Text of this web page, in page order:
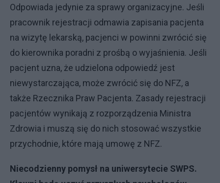
Odpowiada jedynie za sprawy organizacyjne. Jeśli
pracownik rejestracji odmawia zapisania pacjenta
na wizytę lekarską, pacjenci w powinni zwrócić się
do kierownika poradni z prośbą o wyjaśnienia. Jeśli
pacjent uzna, że udzielona odpowiedź jest
niewystarczająca, może zwrócić się do NFZ, a
także Rzecznika Praw Pacjenta. Zasady rejestracji
pacjentów wynikają z rozporządzenia Ministra
Zdrowia i muszą się do nich stosować wszystkie
przychodnie, które mają umowę z NFZ.
Niecodzienny pomysł na uniwersytecie SWPS.